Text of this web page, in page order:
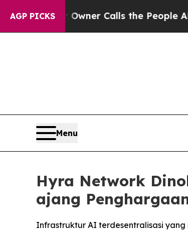
AGP PICKS
Owner Calls the People Abruptly
Menu
Hyra Network
ajang
Infrastruktur AI terdesentralisasi